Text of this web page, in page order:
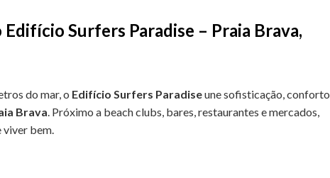
Surfers Paradise – Praia Brava,
do mar, o Edifício Surfers Paradiseune sofisticação, conforto
Brava. Próximo a beach clubs, bares, restaurantes e mercados,
viver bem.